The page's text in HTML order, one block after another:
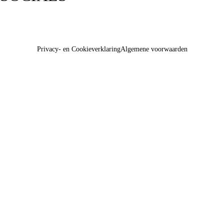
Privacy- en CookieverklaringAlgemene voorwaarden